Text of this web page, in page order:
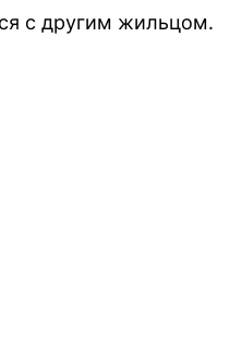
с другим жильцом.